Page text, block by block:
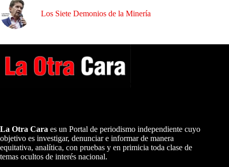
Los Siete Demonios de la Minería
La Otra Cara es un Portal de periodismo independiente cuyo
objetivo es investigar, denunciar e informar de manera
equitativa, analítica, con pruebas y en primicia toda clase de
temas ocultos de interés nacional.